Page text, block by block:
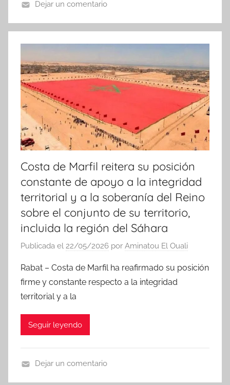
o
t
c
i
s
Dejar un comentario
Costa de Marfil reitera su posición
constante de apoyo a la integridad
territorial y a la soberanía del Reino
sobre el conjunto de su territorio,
incluida la región del Sáhara
Publicada el 22/05/2026 por Aminatou El Ouali
Rabat – Costa de Marfil ha reafirmado su posición
firme y constante respecto a la integridad
territorial y a la
Seguir leyendo
Dejar un comentario